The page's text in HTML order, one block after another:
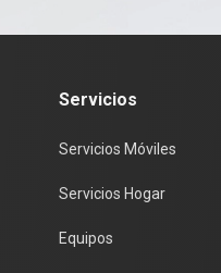
Servicios
Servicios Móviles
Servicios Hogar
Equipos